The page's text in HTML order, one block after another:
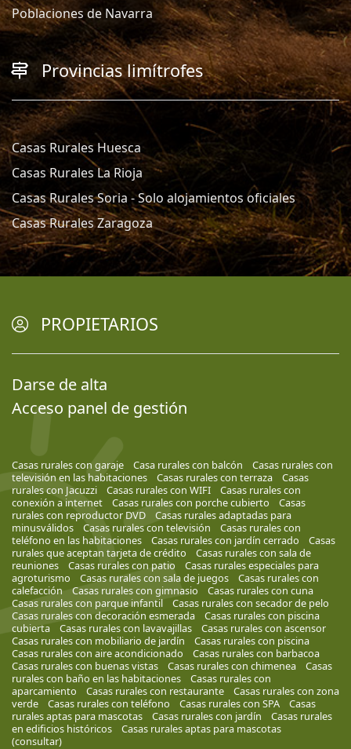
Poblaciones de Navarra
Provincias limítrofes
Casas Rurales Huesca
Casas Rurales La Rioja
Casas Rurales Soria - Solo alojamientos oficiales
Casas Rurales Zaragoza
PROPIETARIOS
Darse de alta
Acceso panel de gestión
Casas rurales con garaje Casa rurales con balcón
Casas rurales con
televisión en las habitaciones
Casas rurales con terraza
Casas
rurales con Jacuzzi
Casas rurales con WIFI
Casas rurales con
conexión a internet
Casas rurales con porche cubierto
Casas
rurales con reproductor DVD
Casas rurales adaptadas para
minusválidos
Casas rurales con televisión
Casas rurales con
teléfono en las habitaciones
Casas rurales con jardín cerrado
Casas
rurales que aceptan tarjeta de crédito
Casas rurales con sala de
reuniones
Casas rurales con patio
Casas rurales especiales para
agroturismo
Casas rurales con sala de juegos
Casas rurales con
calefacción
Casas rurales con gimnasio
Casas rurales con cuna
Casas rurales con parque infantil
Casas rurales con secador de pelo
Casas rurales con decoración esmerada
Casas rurales con piscina
cubierta
Casas rurales con lavavajillas
Casas rurales con ascensor
Casas rurales con mobiliario de jardín
Casas rurales con piscina
Casas rurales con aire acondicionado
Casas rurales con barbacoa
Casas rurales con buenas vistas
Casas rurales con chimenea
Casas
rurales con baño en las habitaciones
Casas rurales con
aparcamiento
Casas rurales con restaurante
Casas rurales con zona
verde
Casas rurales con teléfono Casas rurales con SPA
Casas
rurales aptas para mascotas
Casas rurales con jardín
Casas rurales
en edificios históricos
Casas rurales aptas para mascotas
(consultar)